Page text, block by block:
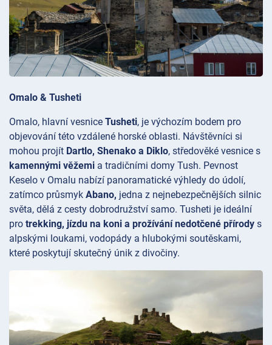
Omalo & Tusheti
Omalo, hlavní vesnice Tusheti, je výchozím bodem pro
objevování této vzdálené horské oblasti. Návštěvníci si
mohou projít Dartlo, Shenako a Diklo, středověké vesnice s
kamennými věžemi a tradičními domy Tush. Pevnost
Keselo v Omalu nabízí panoramatické výhledy do údolí,
zatímco průsmyk Abano, jedna z nejnebezpečnějších silnic
světa, dělá z cesty dobrodružství samo. Tusheti je ideální
pro trekking, jízdu na koni a prožívání nedotčené přírody s
alpskými loukami, vodopády a hlubokými soutěskami,
které poskytují skutečný únik z divočiny.